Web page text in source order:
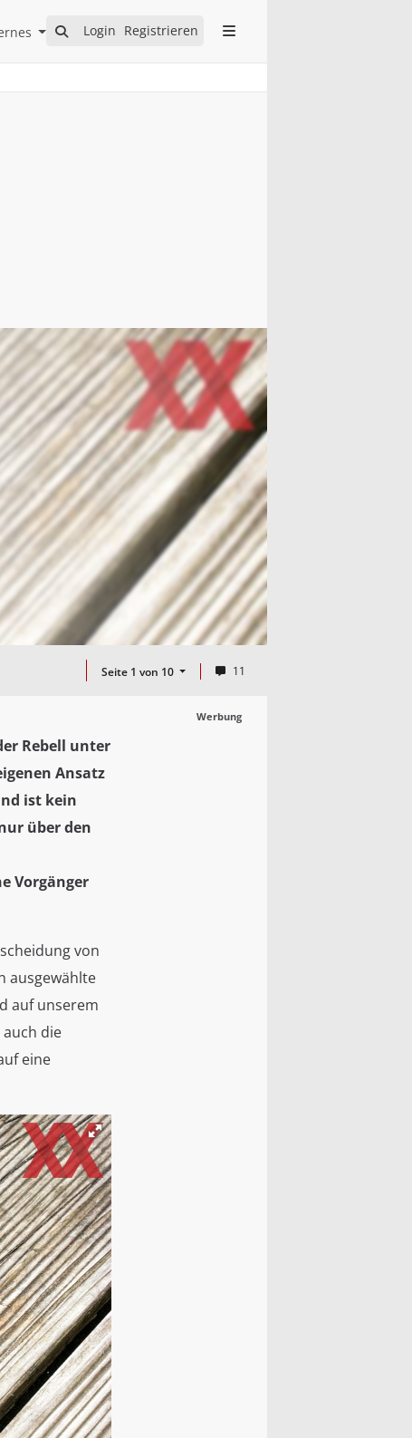
Login Registrieren
Open Internes Submenu
Seite 1 von 10 11
Werbung
Rebell unter
Ansatz
ist kein
über den
Vorgänger
von
ausgewählte
auf unserem
die
eine